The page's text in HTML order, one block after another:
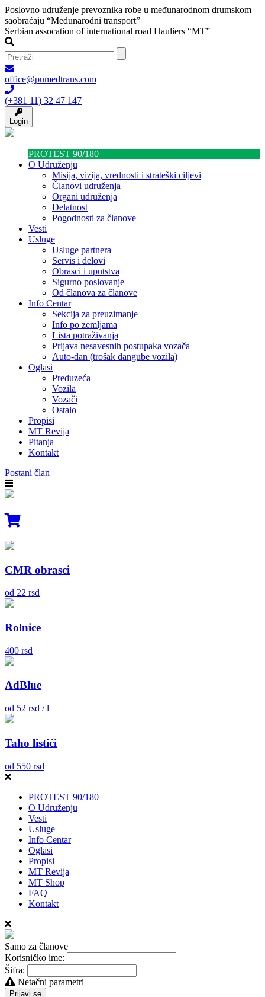
Poslovno udruženje prevoznika robe u međunarodnom drumskom
saobraćaju “Međunarodni transport”
Serbian assocation of international road Hauliers “MT”
office@pumedtrans.com
(+381 11) 32 47 147
Login
PROTEST 90/180
O Udruženju
Misija, vizija, vrednosti i strateški ciljevi
Članovi udruženja
Organi udruženja
Delatnost
Pogodnosti za članove
Vesti
Usluge
Usluge partnera
Servis i delovi
Obrasci i uputstva
Sigurno poslovanje
Od članova za članove
Info Centar
Sekcija za preuzimanje
Info po zemljama
Lista potraživanja
Prijava nesavesnih postupaka vozača
Auto-dan (trošak dangube vozila)
Oglasi
Preduzeća
Vozila
Vozači
Ostalo
Propisi
MT Revija
Pitanja
Kontakt
Postani član
CMR obrasci
od 22 rsd
Rolnice
400 rsd
AdBlue
od 52 rsd / l
Taho listići
od 550 rsd
PROTEST 90/180
O Udruženju
Vesti
Usluge
Info Centar
Oglasi
Propisi
MT Revija
MT Shop
FAQ
Kontakt
Samo za članove
Korisničko ime:
Šifra:
Netačni parametri
Prijavi se